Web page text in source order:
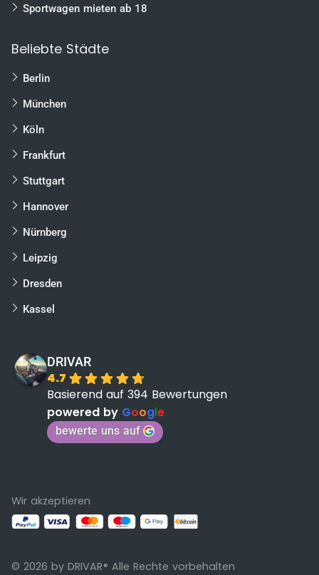
Sportwagen mieten ab 18
Beliebte Städte
Berlin
München
Köln
Frankfurt
Stuttgart
Hannover
Nürnberg
Leipzig
Dresden
Kassel
DRIVAR
4.7
Basierend auf 394 Bewertungen
powered by Google
bewerte uns auf
Wir akzeptieren
© 2026 by DRIVAR® Alle Rechte vorbehalten